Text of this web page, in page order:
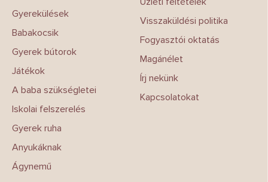
Gyerekülések
Babakocsik
Gyerek bútorok
Játékok
A baba szükségletei
Iskolai felszerelés
Gyerek ruha
Anyukáknak
Ágynemű
Visszaküldési politika
Fogyasztói oktatás
Magánélet
Írj nekünk
Kapcsolatokat